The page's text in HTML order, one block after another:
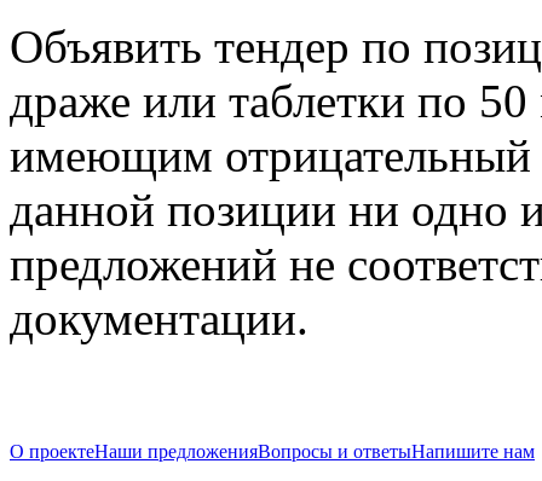
Объявить тендер по
драже или таблетки по
имеющим отрицательный
данной позиции ни одно
предложений не
документации.
О проектеНаши предложенияВопросы и ответыНапишите нам